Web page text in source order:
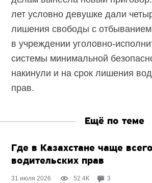
лет условно девушке дали
лишения свободы с отбыванием
в учрежденииуголовно-
системы минимальной
накинули и на срок лишения
прав.
Ещё по теме
Где в Казахстане чаще
водительских прав
31 июля 2026 52.4K 3